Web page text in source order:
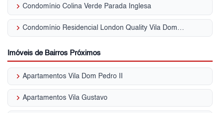
keyboard_arrow_right Condomínio Colina Verde Parada Inglesa
keyboard_arrow_right Condomínio Residencial London Quality Vila Dom Pedro II
Imóveis de Bairros Próximos
keyboard_arrow_right Apartamentos Vila Dom Pedro II
keyboard_arrow_right Apartamentos Vila Gustavo